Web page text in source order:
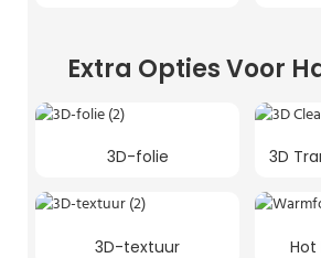
Extra Opties Voor
3D-folie 3D
3D-textuur Hot